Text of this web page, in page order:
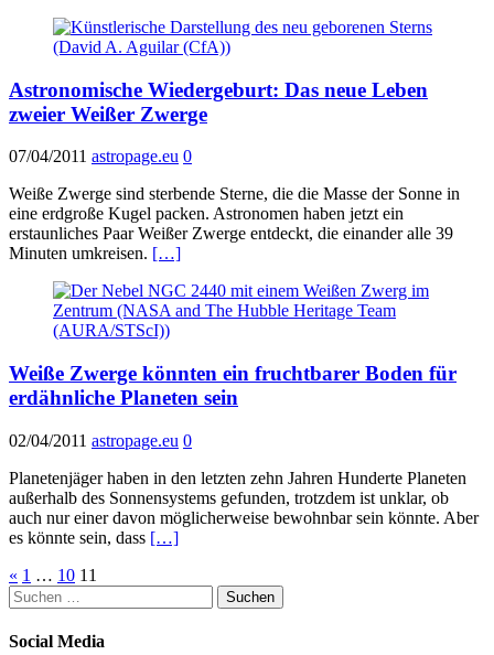
Astronomische Wiedergeburt: Das neue Leben
zweier Weißer Zwerge
07/04/2011 astropage.eu 0
Weiße Zwerge sind sterbende Sterne, die die Masse der Sonne in
eine erdgroße Kugel packen. Astronomen haben jetzt ein
erstaunliches Paar Weißer Zwerge entdeckt, die einander alle 39
Minuten umkreisen. […]
Weiße Zwerge könnten ein fruchtbarer Boden für
erdähnliche Planeten sein
02/04/2011 astropage.eu 0
Planetenjäger haben in den letzten zehn Jahren Hunderte Planeten
außerhalb des Sonnensystems gefunden, trotzdem ist unklar, ob
auch nur einer davon möglicherweise bewohnbar sein könnte. Aber
es könnte sein, dass […]
Seitennummerierung
der
Beiträge
« 1 … 10 11
Suchen
nach:
Social Media